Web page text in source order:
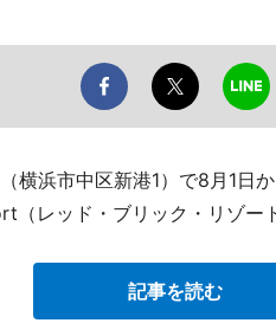
横浜市中区新港1）で8月1日
レッド・ブリック・リゾー
記事を読む